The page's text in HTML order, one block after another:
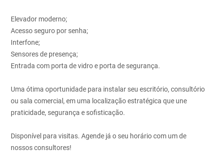
Elevador moderno;
Acesso seguro por senha;
Interfone;
Sensores de presença;
Entrada com porta de vidro e porta de segurança.
Uma ótima oportunidade para instalar seu escritório, consultório
ou sala comercial, em uma localização estratégica que une
praticidade, segurança e sofisticação.
Disponível para visitas. Agende já o seu horário com um de
nossos consultores!